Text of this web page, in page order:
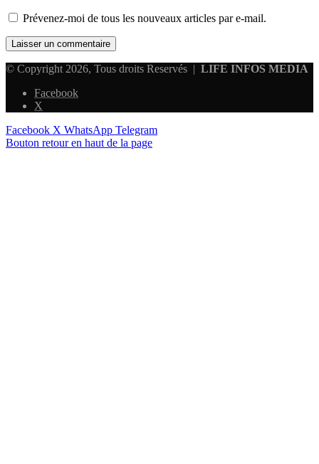
Prévenez-moi de tous les nouveaux articles par e-mail.
© Copyright 2026, Tous droits Reservés | LIFE INFOS MEDIA
Facebook
X
Facebook X WhatsApp Telegram
Bouton retour en haut de la page